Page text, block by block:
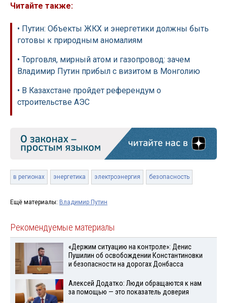
Читайте также:
• Путин: Объекты ЖКХ и энергетики должны быть
готовы к природным аномалиям
• Торговля, мирный атом и газопровод: зачем
Владимир Путин прибыл с визитом в Монголию
• В Казахстане пройдет референдум о
строительстве АЭС
в регионах энергетика электроэнергия безопасность
Ещё материалы: Владимир Путин
Рекомендуемые материалы
«Держим ситуацию на контроле»: Денис
Пушилин об освобождении Константиновки
и безопасности на дорогах Донбасса
Алексей Додатко: Люди обращаются к нам
за помощью — это показатель доверия